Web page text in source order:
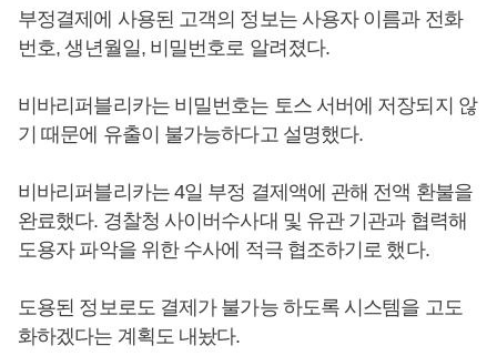
부정결제에 사용된 고객의 정보는 사용자 이름과 전화
번호, 생년월일, 비밀번호로 알려졌다.
비바리퍼블리카는 비밀번호는 토스 서버에 저장되지 않
기 때문에 유출이 불가능하다고 설명했다.
비바리퍼블리카는 4일 부정 결제액에 관해 전액 환불을
완료했다. 경찰청 사이버수사대 및 유관 기관과 협력해
도용자 파악을 위한 수사에 적극 협조하기로 했다.
도용된 정보로도 결제가 불가능 하도록 시스템을 고도
화하겠다는 계획도 내놨다.